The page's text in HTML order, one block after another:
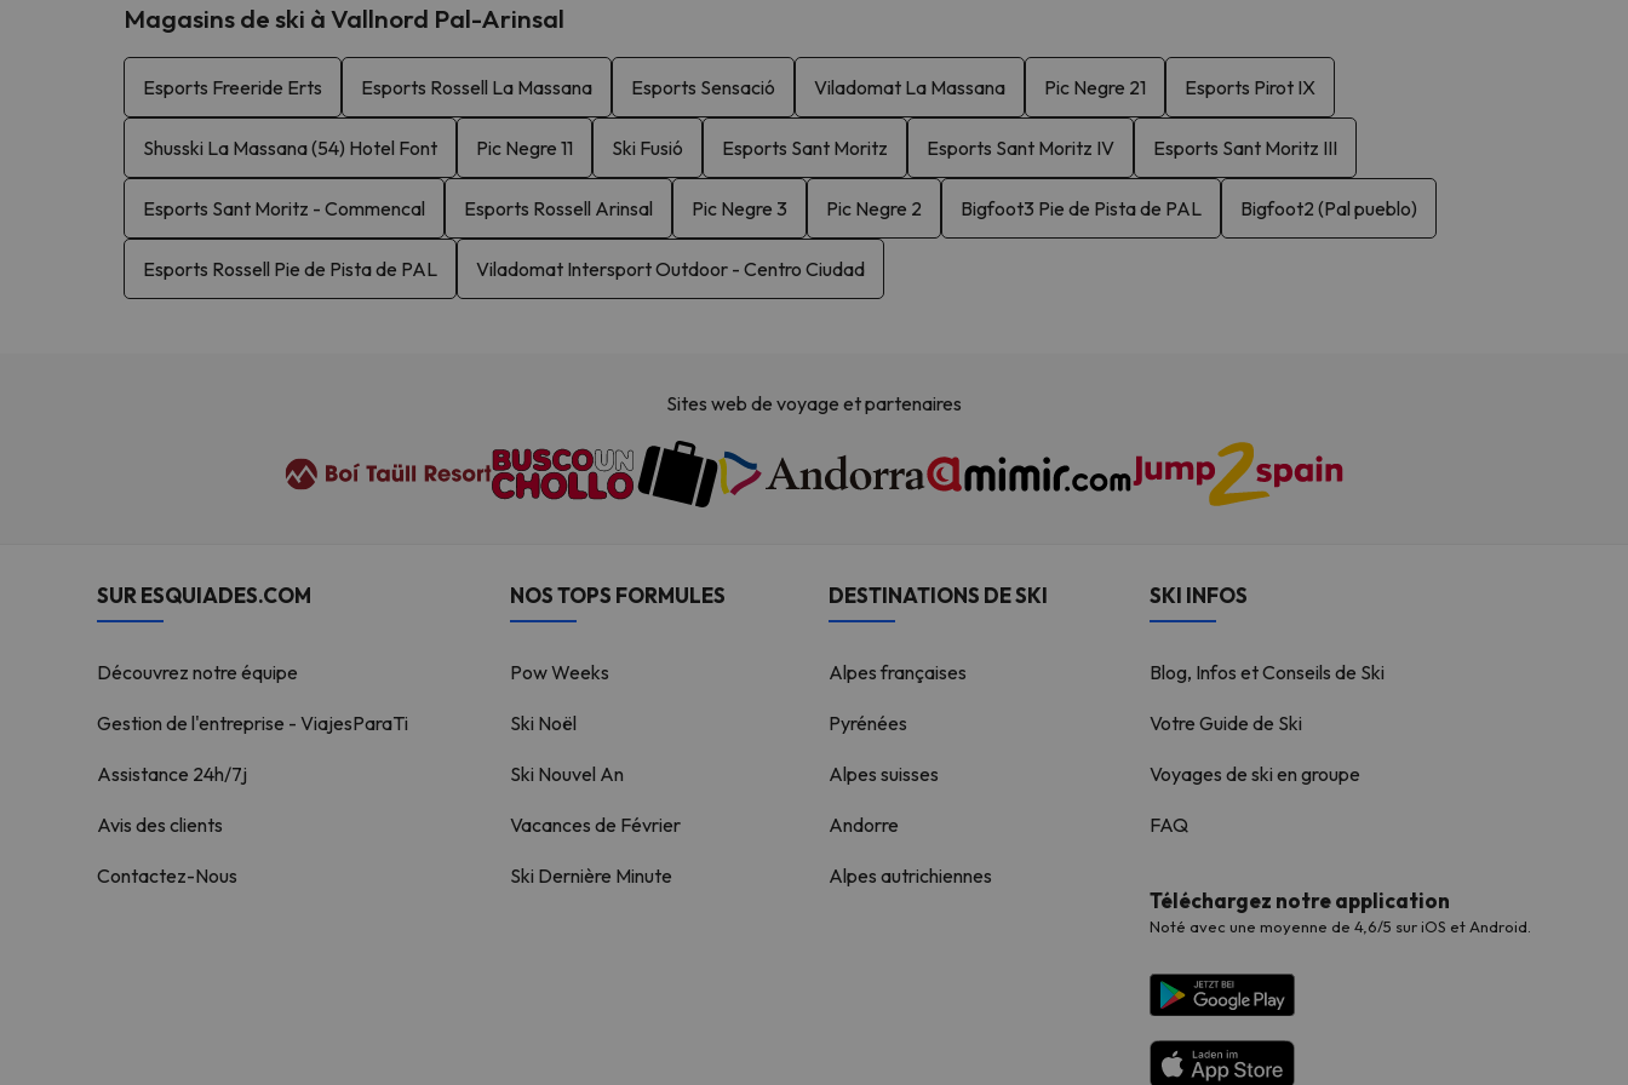
Magasins de ski à Vallnord Pal-Arinsal
Esports Freeride Erts Esports Rossell La Massana Esports Sensació Viladomat La Massana Pic Negre 21 Esports Pirot IX
Shusski La Massana (54) Hotel Font Pic Negre 11 Ski Fusió Esports Sant Moritz Esports Sant Moritz IV Esports Sant Moritz III
Esports Sant Moritz - Commencal Esports Rossell Arinsal Pic Negre 3 Pic Negre 2 Bigfoot3 Pie de Pista de PAL Bigfoot2 (Pal pueblo)
Esports Rossell Pie de Pista de PAL Viladomat Intersport Outdoor - Centro Ciudad
Sites web de voyage et partenaires
SUR ESQUIADES.COM
Découvrez notre équipe
Gestion de l'entreprise - ViajesParaTi
Assistance 24h/7j
Avis des clients
Contactez-Nous
NOS TOPS FORMULES
Pow Weeks
Ski Noël
Ski Nouvel An
Vacances de Février
Ski Dernière Minute
DESTINATIONS DE SKI
Alpes françaises
Pyrénées
Alpes suisses
Andorre
Alpes autrichiennes
SKI INFOS
Blog, Infos et Conseils de Ski
Votre Guide de Ski
Voyages de ski en groupe
FAQ
Téléchargez notre application
Noté avec une moyenne de 4,6/5 sur iOS et Android.